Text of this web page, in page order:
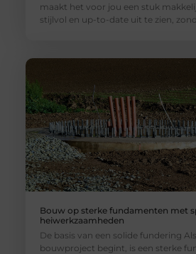
maakt het voor jou een stuk
stijlvol en up-to-date uit te zien,
Bouw op sterke fundamenten met
heiwerkzaamheden
De basis van een solide fundering
bouwproject begint, is een sterke